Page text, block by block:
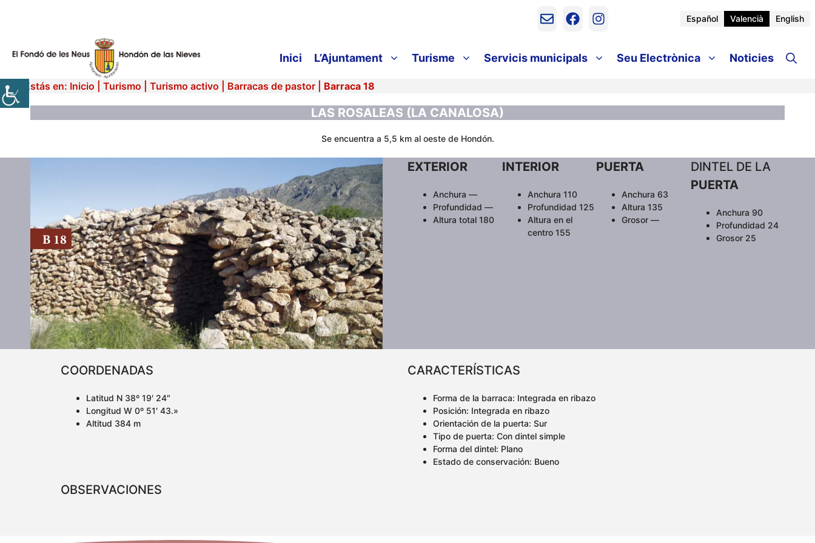
Español Valencià English
Inici L’Ajuntament Turisme Servicis municipals Seu Electrònica Noticies
Estás en: Inicio Turismo Turismo activo Barracas de pastor Barraca 18
LAS ROSALEAS (LA CANALOSA)
Se encuentra a 5,5 km al oeste de Hondón.
EXTERIOR
Anchura —
Profundidad —
Altura total 180
INTERIOR
Anchura 110
Profundidad 125
Altura en el
centro 155
PUERTA
Anchura 63
Altura 135
Grosor —
DINTEL DE LA
PUERTA
Anchura 90
Profundidad 24
Grosor 25
COORDENADAS
Latitud N 38º 19′ 24″
Longitud W 0º 51′ 43.»
Altitud 384 m
CARACTERÍSTICAS
Forma de la barraca: Integrada en ribazo
Posición: Integrada en ribazo
Orientación de la puerta: Sur
Tipo de puerta: Con dintel simple
Forma del dintel: Plano
Estado de conservación: Bueno
OBSERVACIONES